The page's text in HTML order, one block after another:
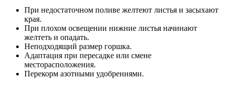
При недостаточном поливе желтеют листья и засыхают
края.
При плохом освещении нижние листья начинают
желтеть и опадать.
Неподходящий размер горшка.
Адаптация при пересадке или смене
месторасположения.
Перекорм азотными удобрениями.